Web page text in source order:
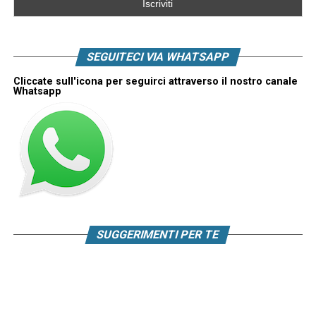
SEGUITECI VIA WHATSAPP
Cliccate sull'icona per seguirci attraverso il nostro canale
Whatsapp
SUGGERIMENTI PER TE